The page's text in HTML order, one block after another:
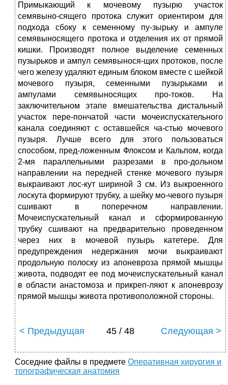
Примыкающий к мочевому пузырю участок
семявыно-сящего протока служит ориентиром для
подхода сбоку к семенному пу-зырьку и ампуле
семявыносящего протока и отделения их от прямой
кишки. Производят полное выделение семенных
пузырьков и ампул семявынося-щих протоков, после
чего железу удаляют единым блоком вместе с шейкой
мочевого пузыря, семенными пузырьками и
ампулами семявыносящих про-токов. На
заключительном этапе вмешательства дистальный
участок пере-пончатой части мочеиспускательного
канала соединяют с оставшейся ча-стью мочевого
пузыря. Лучше всего для этого пользоваться
способом, пред-ложенным Флоксом и Кальпом, когда
2-мя параллельными разрезами в про-дольном
направлении на передней стенке мочевого пузыря
выкраивают лос-кут шириной 3 см. Из выкроенного
лоскута формируют трубку, а шейку мо-чевого пузыря
сшивают в поперечном направлении.
Мочеиспускательный канал и сформированную
трубку сшивают на предварительно проведенном
через них в мочевой пузырь катетере. Для
предупреждения недержания мочи выкраивают
продольную полоску из апоневроза прямой мышцы
живота, подводят ее под мочеиспускательный канал
в области анастомоза и прикреп-ляют к апоневрозу
прямой мышцы живота противоположной стороны.
< Предыдущая 45 / 48 Следующая >
Соседние файлы в предмете Оперативная хирургия и
топографическая анатомия